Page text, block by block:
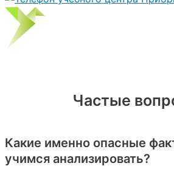
Частые
Какие именно опасные
учимся анализировать?